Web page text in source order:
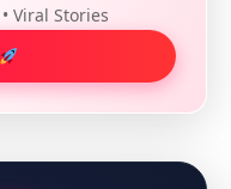
Viral Stories